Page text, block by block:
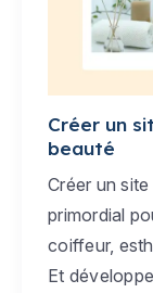
Créer un
beauté
Créer un
primordial
coiffeur,
Et